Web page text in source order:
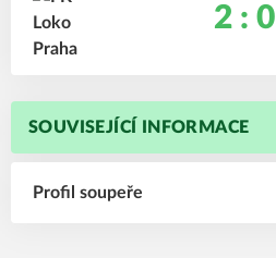
2 : 0
SOUVISEJÍCÍ INFORMACE
Profil soupeře